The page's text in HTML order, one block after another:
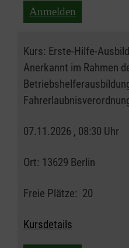
Anmelden
Kurs: Erste-Hilfe-
Anerkannt im Rahmen
07.11.2026 , 08:30 Uhr
Ort: 13629 Berlin
Freie Plätze: 20
Kursdetails